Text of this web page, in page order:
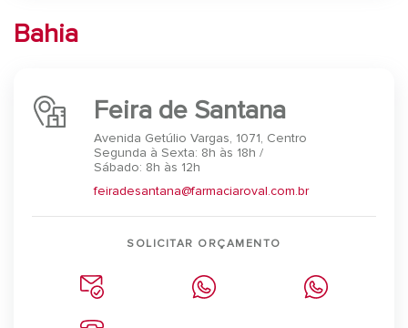
Bahia
Feira de Santana
Avenida Getúlio Vargas, 1071, Centro
Segunda à Sexta: 8h às 18h /
Sábado: 8h às 12h
feiradesantana@farmaciaroval.com.br
SOLICITAR ORÇAMENTO